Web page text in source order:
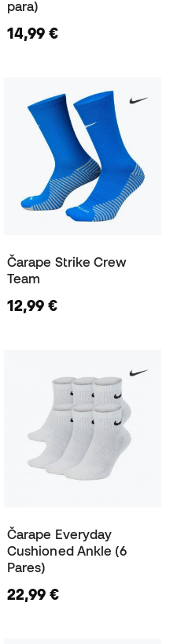
para)
14,99 €
Čarape Strike Crew
Team
12,99 €
Čarape Everyday
Cushioned Ankle (6
Pares)
22,99 €